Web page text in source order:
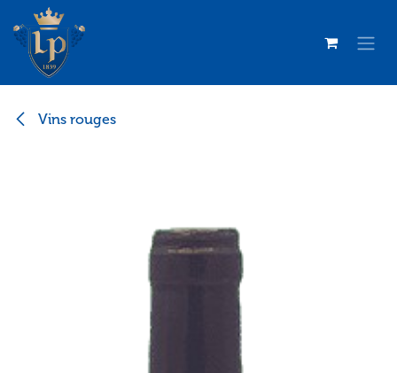
Se rendre au contenu
Vins rouges